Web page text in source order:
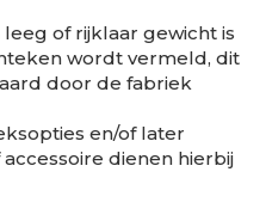
of rijklaar gewicht is
wordt vermeld, dit
door de fabriek
en/of later
dienen hierbij